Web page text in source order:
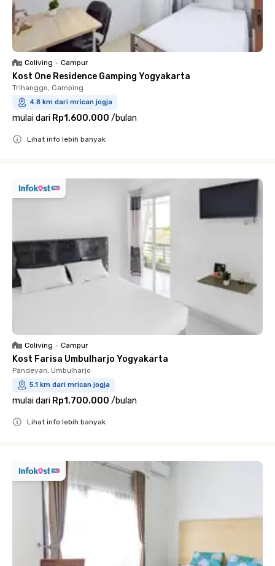
Coliving • Campur
Kost One Residence Gamping Yogyakarta
Trihanggo, Gamping
4.8 km dari mrican jogja
mulai dari Rp1.600.000 /bulan
Lihat info lebih banyak
Coliving • Campur
Kost Farisa Umbulharjo Yogyakarta
Pandeyan, Umbulharjo
5.1 km dari mrican jogja
mulai dari Rp1.700.000 /bulan
Lihat info lebih banyak